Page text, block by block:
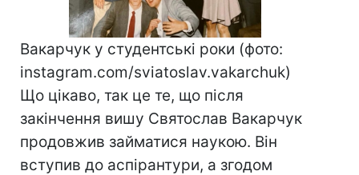
Вакарчук у студентські роки (фото:
instagram.com/sviatoslav.vakarchuk)
Що цікаво, так це те, що після
закінчення вишу Святослав Вакарчук
продовжив займатися наукою. Він
вступив до аспірантури, а згодом